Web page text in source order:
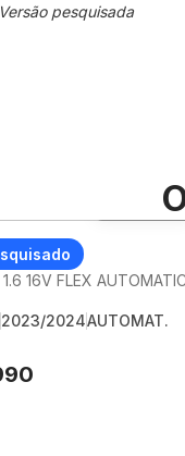
Versão pesquisada
Foto 360º
C3
1.6 16V FLEX
2023/2024AUTOMAT.